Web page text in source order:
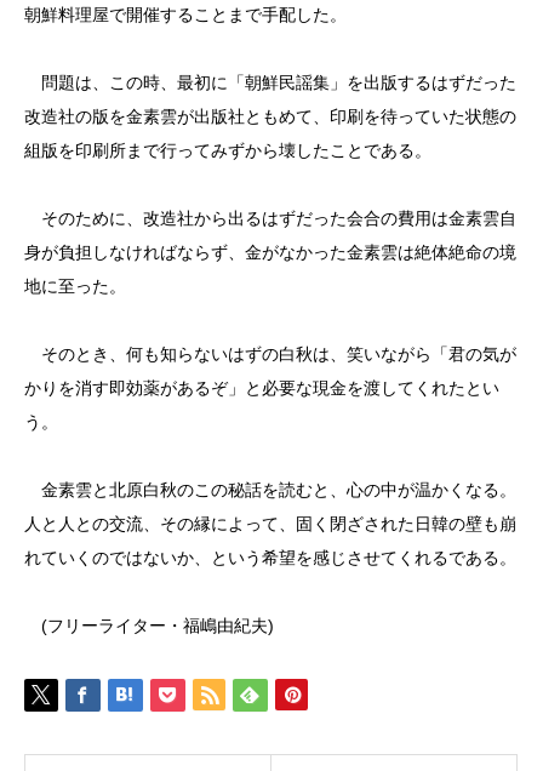
朝鮮料理屋で開催することまで手配した。
問題は、この時、最初に「朝鮮民謡集」を出版するはずだった
改造社の版を金素雲が出版社ともめて、印刷を待っていた状態の
組版を印刷所まで行ってみずから壊したことである。
そのために、改造社から出るはずだった会合の費用は金素雲自
身が負担しなければならず、金がなかった金素雲は絶体絶命の境
地に至った。
そのとき、何も知らないはずの白秋は、笑いながら「君の気が
かりを消す即効薬があるぞ」と必要な現金を渡してくれたとい
う。
金素雲と北原白秋のこの秘話を読むと、心の中が温かくなる。
人と人との交流、その縁によって、固く閉ざされた日韓の壁も崩
れていくのではないか、という希望を感じさせてくれるである。
(フリーライター・福嶋由紀夫)